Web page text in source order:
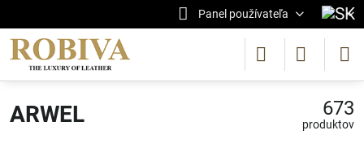
Panel používateľa
ARWEL 673
produktov